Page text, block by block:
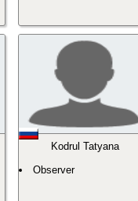
Kodrul Tatyana
Observer